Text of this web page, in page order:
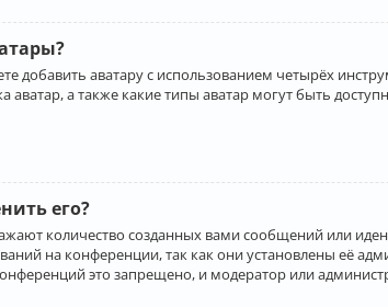
добавить аватару с использованием четырёх
аватар, а также какие типы аватар могут быть
его?
количество созданных вами сообщений или
на конференции, так как они установлены её
это запрещено, и модератор или